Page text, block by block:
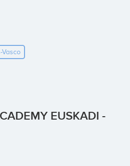
Vasco
EUSKADI -